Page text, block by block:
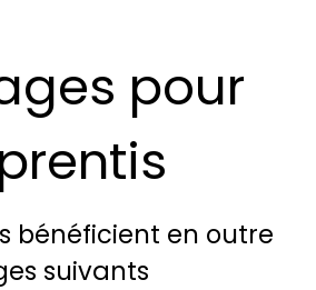
pour
bénéficient en outre
suivants